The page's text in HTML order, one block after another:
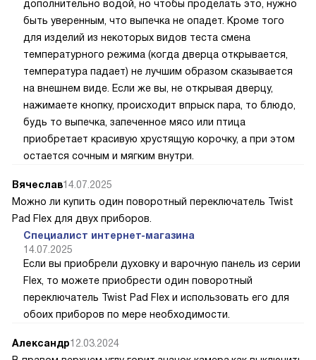
дополнительно водой, но чтобы проделать это, нужно
быть уверенным, что выпечка не опадет. Кроме того
для изделий из некоторых видов теста смена
температурного режима (когда дверца открывается,
температура падает) не лучшим образом сказывается
на внешнем виде. Если же вы, не открывая дверцу,
нажимаете кнопку, происходит впрыск пара, то блюдо,
будь то выпечка, запеченное мясо или птица
приобретает красивую хрустящую корочку, а при этом
остается сочным и мягким внутри.
Вячеслав14.07.2025
Можно ли купить один поворотный переключатель Twist
Pad Flex для двух приборов.
Специалист интернет-магазина
14.07.2025
Если вы приобрели духовку и варочную панель из серии
Flex, то можете приобрести один поворотный
переключатель Twist Pad Flex и использовать его для
обоих приборов по мере необходимости.
Александр12.03.2024